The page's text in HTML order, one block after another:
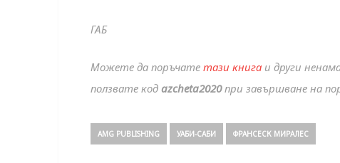
ГАБ
Можете да поръчате тази книга и други
ползвате код azcheta2020при завършване на
AMG PUBLISHING УАБИ-САБИ ФРАНСЕСК МИРАЛЕС